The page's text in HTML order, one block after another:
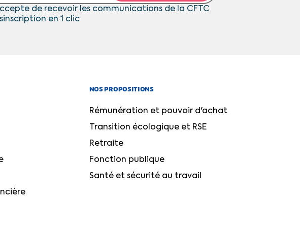
de recevoir les communications de la CFTC
en 1 clic
NOS PROPOSITIONS
Rémunération et pouvoir d'achat
Transition écologique et RSE
Retraite
Fonction publique
Santé et sécurité au travail